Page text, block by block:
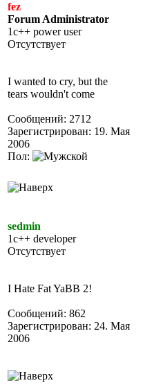
fez
Forum Administrator
1c++ power user
Отсутствует
I wanted to cry, but the
tears wouldn't come
Сообщений: 2712
Зарегистрирован: 19. Мая
2006
Пол:
sedmin
1c++ developer
Отсутствует
I Hate Fat YaBB 2!
Сообщений: 862
Зарегистрирован: 24. Мая
2006